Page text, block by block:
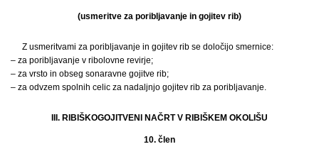
(usmeritve za poribljavanje in gojitev rib)
Z usmeritvami za poribljavanje in gojitev rib se določijo smernice:
– za poribljavanje v ribolovne revirje;
– za vrsto in obseg sonaravne gojitve rib;
– za odvzem spolnih celic za nadaljnjo gojitev rib za poribljavanje.
III. RIBIŠKOGOJITVENI NAČRT V RIBIŠKEM OKOLIŠU
10. člen